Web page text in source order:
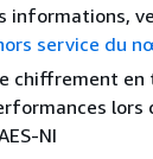
informations,
service du
chiffrement
lors
NI